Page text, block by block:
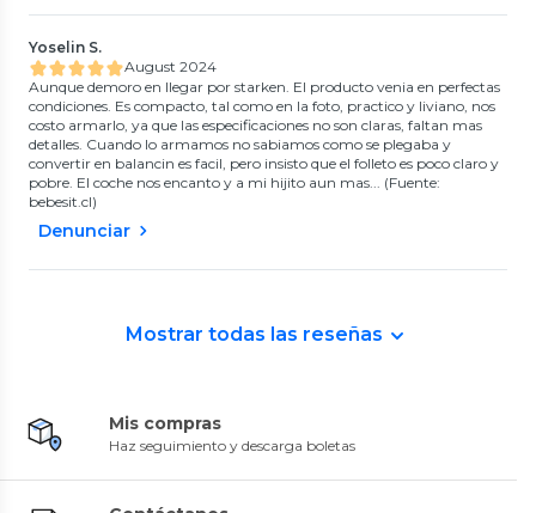
Yoselin S.
August 2024
Aunque demoro en llegar por starken. El producto venia en perfectas
condiciones. Es compacto, tal como en la foto, practico y liviano, nos
costo armarlo, ya que las especificaciones no son claras, faltan mas
detalles. Cuando lo armamos no sabiamos como se plegaba y
convertir en balancin es facil, pero insisto que el folleto es poco claro y
pobre. El coche nos encanto y a mi hijito aun mas... (Fuente:
bebesit.cl)
Denunciar
Mostrar todas las reseñas
Mis compras
Haz seguimiento y descarga boletas